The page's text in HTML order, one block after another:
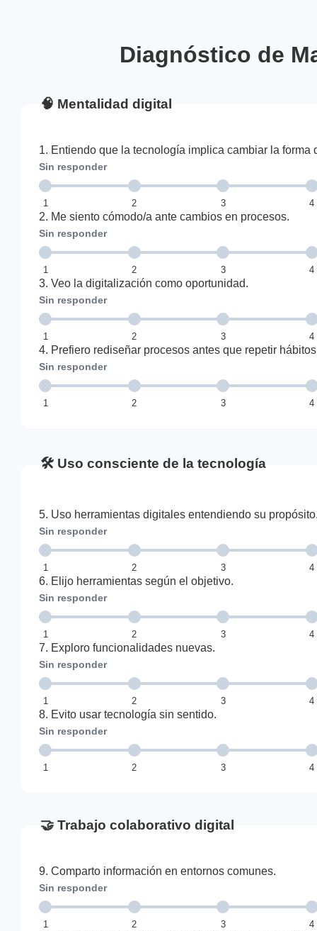
Diagnóstico de
🧠 Mentalidad digital
1. Entiendo que la tecnología implica cambiar la forma
Sin responder
1 2 3 4
2. Me siento cómodo/a ante cambios en procesos.
Sin responder
1 2 3 4
3. Veo la digitalización como oportunidad.
Sin responder
1 2 3 4
4. Prefiero rediseñar procesos antes que repetir
Sin responder
1 2 3 4
🛠 Uso consciente de la tecnología
5. Uso herramientas digitales entendiendo su
Sin responder
1 2 3 4
6. Elijo herramientas según el objetivo.
Sin responder
1 2 3 4
7. Exploro funcionalidades nuevas.
Sin responder
1 2 3 4
8. Evito usar tecnología sin sentido.
Sin responder
1 2 3 4
🤝 Trabajo colaborativo digital
9. Comparto información en entornos comunes.
Sin responder
1 2 3 4